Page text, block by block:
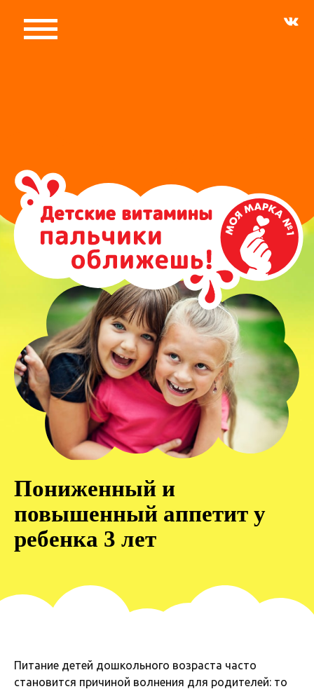
Пониженный и
повышенный аппетит у
ребенка 3 лет
Питание детей дошкольного возраста часто
становится причиной волнения для родителей: то